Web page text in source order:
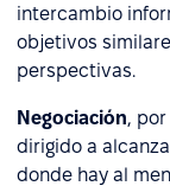
intercambio
objetivos
perspectivas.
Negociación,
dirigido a
donde hay al